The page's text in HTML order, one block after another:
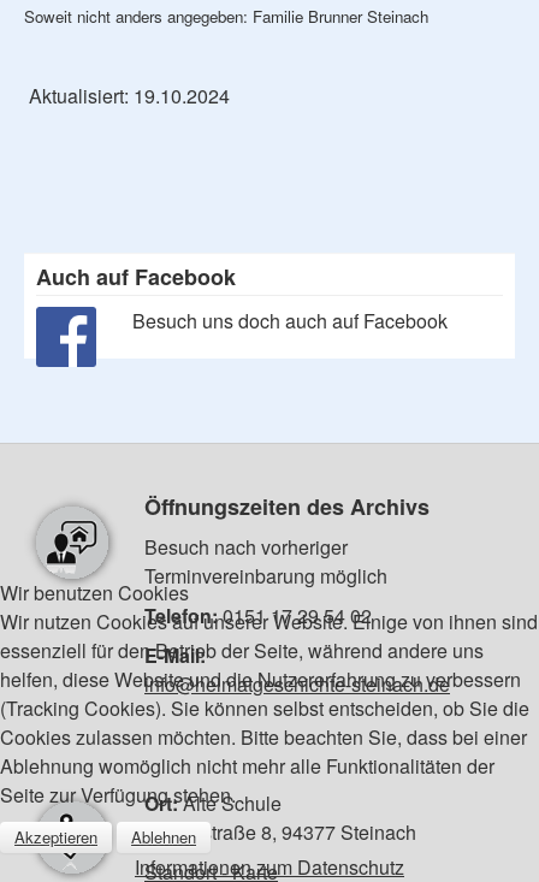
Soweit nicht anders angegeben: Familie Brunner Steinach
Aktualisiert: 19.10.2024
Auch auf Facebook
Besuch uns doch auch auf Facebook
Öffnungszeiten des Archivs
Besuch nach vorheriger
Terminvereinbarung möglich
Telefon:0151 17 29 54 02
E-Mail:
info@heimatgeschichte-steinach.de
Ort:Alte Schule
Hafnerstraße 8, 94377 Steinach
Standort - Karte
Wir benutzen Cookies
Wir nutzen Cookies auf unserer Website. Einige von ihnen sind
essenziell für den Betrieb der Seite, während andere uns
helfen, diese Website und die Nutzererfahrung zu verbessern
(Tracking Cookies). Sie können selbst entscheiden, ob Sie die
Cookies zulassen möchten. Bitte beachten Sie, dass bei einer
Ablehnung womöglich nicht mehr alle Funktionalitäten der
Seite zur Verfügung stehen.
Akzeptieren Ablehnen
Informationen zum Datenschutz